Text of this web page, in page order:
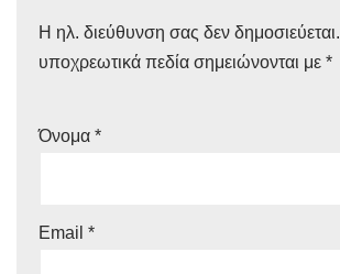
Η ηλ. διεύθυνση σας δεν δημοσιεύεται.
υποχρεωτικά πεδία σημειώνονται με *
Όνομα *
Email *